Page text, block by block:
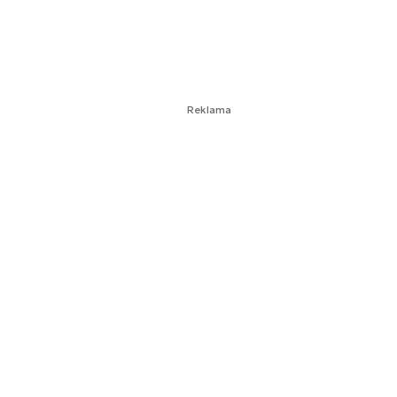
Reklama